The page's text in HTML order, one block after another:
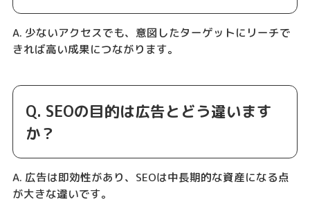
A. 少ないアクセスでも、意図したターゲットにリーチで
きれば高い成果につながります。
Q. SEOの目的は広告とどう違います
か？
A. 広告は即効性があり、SEOは中長期的な資産になる点
が大きな違いです。